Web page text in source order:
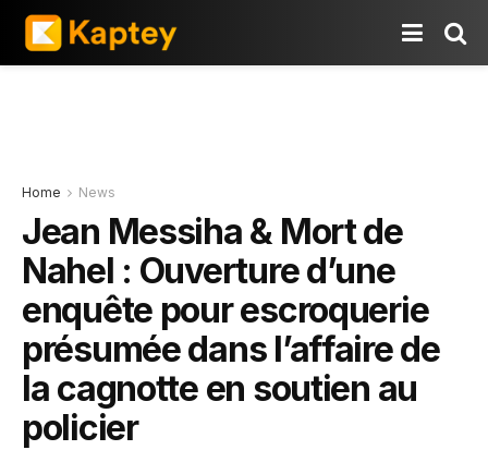
Home News
Jean Messiha & Mort de
Nahel : Ouverture d’une
enquête pour escroquerie
présumée dans l’affaire de
la cagnotte en soutien au
policier